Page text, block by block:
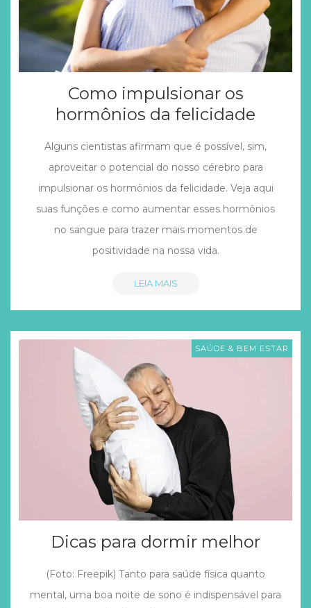
Como impulsionar os
hormônios da felicidade
Alguns cientistas afirmam que é possível, sim,
aproveitar o potencial do nosso cérebro para
impulsionar os hormônios da felicidade. Veja aqui
suas funções e como aumentar esses hormônios
no sangue para trazer mais momentos de
positividade na nossa vida.
LEIA MAIS
Dicas para dormir melhor
(Foto: Freepik) Tanto para saúde física quanto
mental, uma boa noite de sono é indispensável para
SAÚDE & BEM ESTAR